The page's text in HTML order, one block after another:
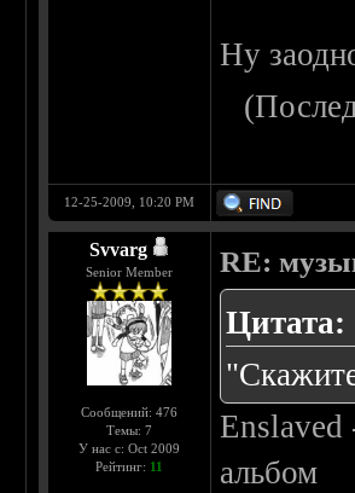
Ну
12-25-2009, 10:20 PM
Svvarg
Senior Member
Сообщений: 476
Темы: 7
У нас с: Oct 2009
Рейтинг: 11
RE:
Цитата:
Enslaved
альбом